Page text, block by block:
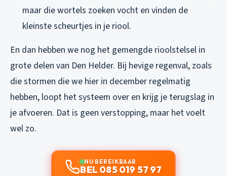
maar die wortels zoeken vocht en vinden de
kleinste scheurtjes in je riool.
En dan hebben we nog het gemengde rioolstelsel in
grote delen van Den Helder. Bij hevige regenval, zoals
die stormen die we hier in december regelmatig
hebben, loopt het systeem over en krijg je terugslag in
je afvoeren. Dat is geen verstopping, maar het voelt
wel zo.
NU BEREIKBAAR
BEL 085 019 57 97